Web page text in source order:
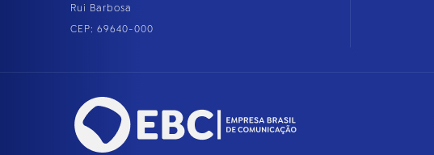
Rui Barbosa
CEP: 69640-000